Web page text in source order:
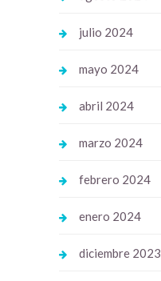
julio 2024
mayo 2024
abril 2024
marzo 2024
febrero 2024
enero 2024
diciembre 2023